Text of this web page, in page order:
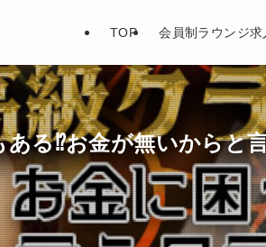
TOP 会員制ラウンジ
る⁉お金が無いからと